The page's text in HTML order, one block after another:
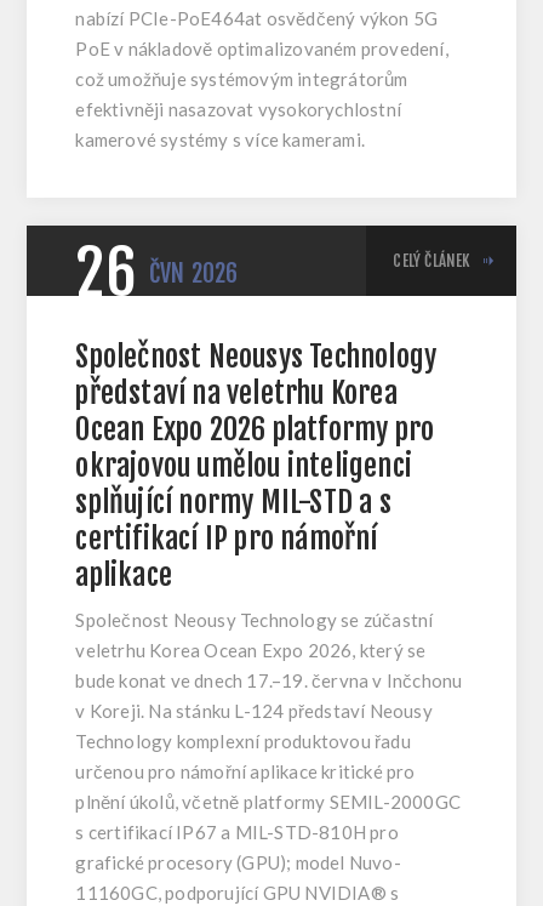
nabízí PCIe-PoE464at osvědčený výkon 5G
PoE v nákladově optimalizovaném provedení,
což umožňuje systémovým integrátorům
efektivněji nasazovat vysokorychlostní
kamerové systémy s více kamerami.
26 ČVN 2026 CELÝ ČLÁNEK
Společnost Neousys Technology
představí na veletrhu Korea
Ocean Expo 2026 platformy pro
okrajovou umělou inteligenci
splňující normy MIL-STD a s
certifikací IP pro námořní
aplikace
Společnost Neousy Technology se zúčastní
veletrhu Korea Ocean Expo 2026, který se
bude konat ve dnech 17.–19. června v Inčchonu
v Koreji. Na stánku L-124 představí Neousy
Technology komplexní produktovou řadu
určenou pro námořní aplikace kritické pro
plnění úkolů, včetně platformy SEMIL-2000GC
s certifikací IP67 a MIL-STD-810H pro
grafické procesory (GPU); model Nuvo-
11160GC, podporující GPU NVIDIA® s